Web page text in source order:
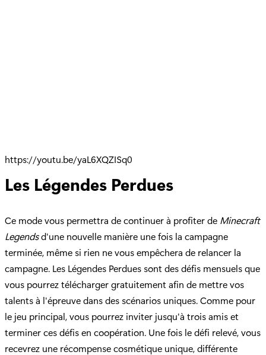
https://youtu.be/yaL6XQZISq0
Les Légendes Perdues
Ce mode vous permettra de continuer à profiter de Minecraft
Legendsd'une nouvelle manière une fois la campagne
terminée, même si rien ne vous empêchera de relancer la
campagne. Les Légendes Perdues sont des défis mensuels que
vous pourrez télécharger gratuitement afin de mettre vos
talents à l'épreuve dans des scénarios uniques. Comme pour
le jeu principal, vous pourrez inviter jusqu'à trois amis et
terminer ces défis en coopération. Une fois le défi relevé, vous
recevrez une récompense cosmétique unique, différente